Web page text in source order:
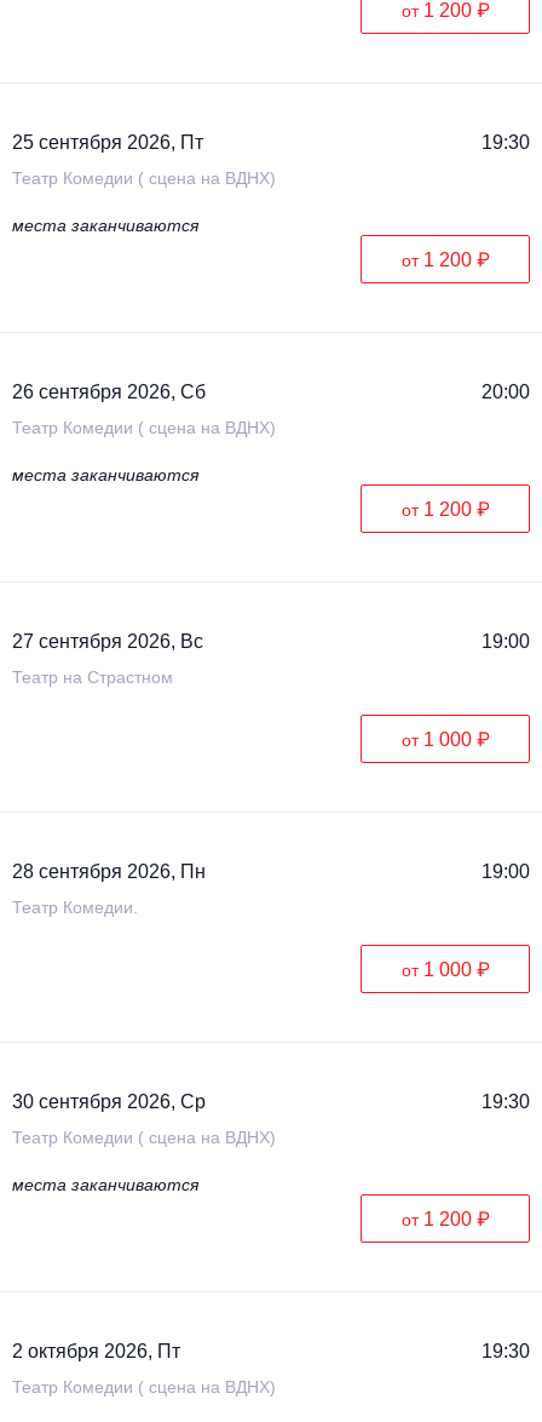
от 1 200 ₽
25 сентября 2026, Пт 19:30
Театр Комедии ( сцена на ВДНХ)
места заканчиваются
от 1 200 ₽
26 сентября 2026, Сб 20:00
Театр Комедии ( сцена на ВДНХ)
места заканчиваются
от 1 200 ₽
27 сентября 2026, Вс 19:00
Театр на Страстном
от 1 000 ₽
28 сентября 2026, Пн 19:00
Театр Комедии.
от 1 000 ₽
30 сентября 2026, Ср 19:30
Театр Комедии ( сцена на ВДНХ)
места заканчиваются
от 1 200 ₽
2 октября 2026, Пт 19:30
Театр Комедии ( сцена на ВДНХ)